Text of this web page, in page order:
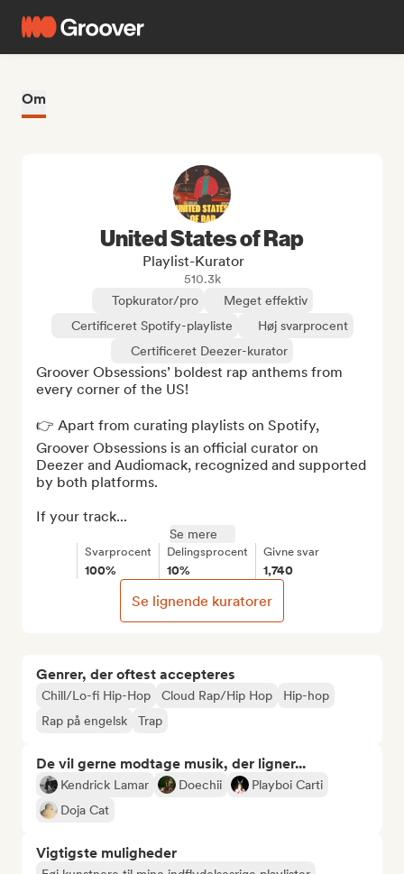
Om
Genrer, der oftest accepteres
Chill/Lo-fi Hip-Hop Cloud Rap/Hip Hop
Hip-hop
Rap på engelsk
Trap
De vil gerne modtage musik, der ligner...
Kendrick Lamar Doechii
Playboi Carti
Doja Cat
Vigtigste muligheder
United States of Rap
Playlist-Kurator
510.3k
Topkurator/pro
Meget effektiv
Certificeret Spotify-playliste
Høj svarprocent
Certificeret Deezer-kurator
Groover Obsessions’ boldest rap anthems from
every corner of the US!
👉 Apart from curating playlists on Spotify,
Groover Obsessions is an official curator on
Deezer and Audiomack, recognized and supported
by both platforms.
If your track...
Se mere
Svarprocent
100%
Delingsprocent
10%
Givne svar
1,740
Se lignende kuratorer